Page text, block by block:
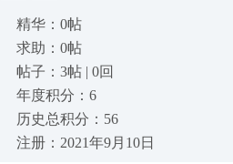
精华：0帖
求助：0帖
帖子：3帖 | 0回
年度积分：6
历史总积分：56
注册：2021年9月10日